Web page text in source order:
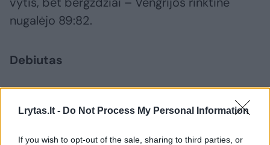
Lrytas.lt - Do Not Process My Personal Information
If you wish to opt-out of the sale, sharing to third parties, or
nugalėjo 89:82.
Debiutas
Lenkijos rinktinėje penktadienį debiutavo
Vilniaus „Ryto“ gynėjas Jerrickas Hardingas.
Nors atrodė, kad amerikiečio prisistatymo